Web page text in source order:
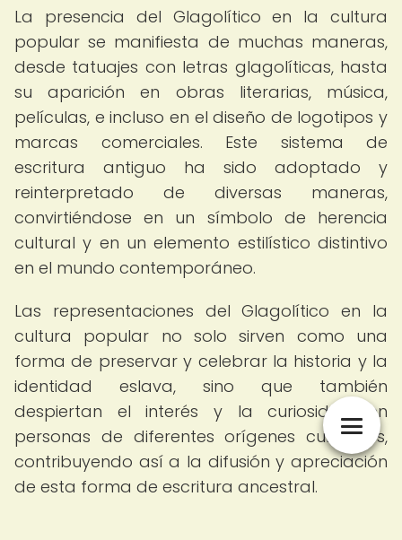
La presencia del Glagolítico en la cultura
popular se manifiesta de muchas maneras,
desde tatuajes con letras glagolíticas, hasta
su aparición en obras literarias, música,
películas, e incluso en el diseño de logotipos y
marcas comerciales. Este sistema de
escritura antiguo ha sido adoptado y
reinterpretado de diversas maneras,
convirtiéndose en un símbolo de herencia
cultural y en un elemento estilístico distintivo
en el mundo contemporáneo.
Las representaciones del Glagolítico en la
cultura popular no solo sirven como una
forma de preservar y celebrar la historia y la
identidad eslava, sino que también
despiertan el interés y la curiosidad en
personas de diferentes orígenes culturales,
contribuyendo así a la difusión y apreciación
de esta forma de escritura ancestral.